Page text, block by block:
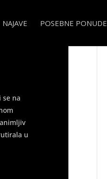
NAJAVE POSEBNE PONUDE
se na
u